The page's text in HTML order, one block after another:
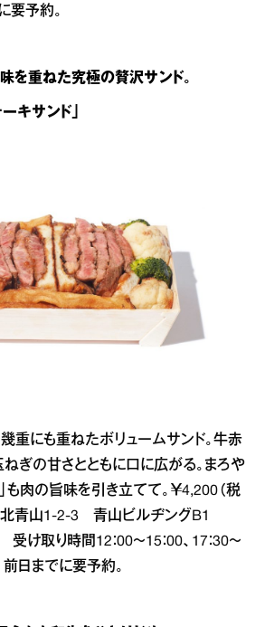
予約。
を重ねた究極の贅沢サンド。
キサンド」
重にも重ねたボリュームサンド。牛赤
ぎの甘さとともに口に広がる。まろや
も肉の旨味を引き立てて。￥4,200（税
青山1‐2‐3 青山ビルヂングB1
受け取り時間12：00～15：00、17：30～
日までに要予約。